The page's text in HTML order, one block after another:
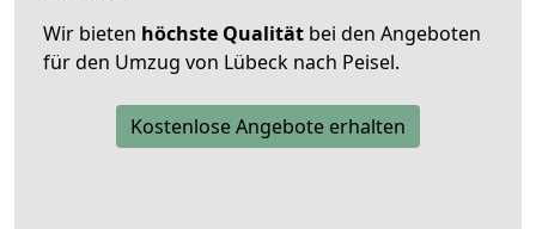
Wir bieten höchste Qualität bei den Angeboten
für den Umzug von Lübeck nach Peisel.
Kostenlose Angebote erhalten